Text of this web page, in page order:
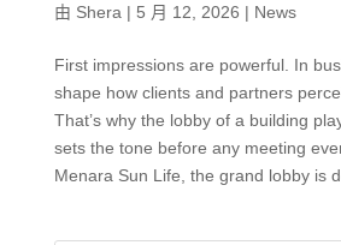
由 Shera | 5 月 12, 2026 | News
First impressions are powerful. In
shape how clients and partners
That’s why the lobby of a building
sets the tone before any meeting
Menara Sun Life, the grand lobby is